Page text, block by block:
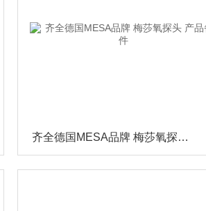
齐全德国MESA品牌 梅莎氧探头 产品备件